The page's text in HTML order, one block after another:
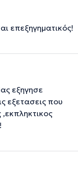
επεξηγηματικός!
εξηγησε
εξετασεις που
,εκπληκτικος